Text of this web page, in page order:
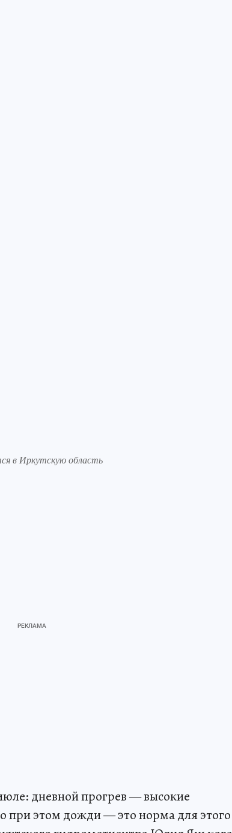
в Иркутскую область
дневной прогрев — высокие
при этом дожди — это норма для этого